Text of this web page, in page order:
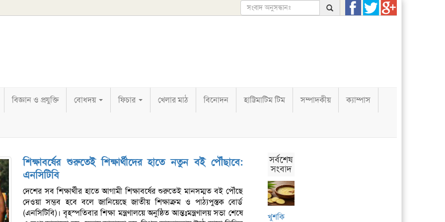
বিজ্ঞান ও প্রযুক্তি বোধদয় ফিচার খেলার মাঠ বিনোদন হাট্টিমাটিম টিম সম্পাদকীয় ক্যাম্পাস
শিক্ষাবর্ষের শুরুতেই শিক্ষার্থীদের হাতে নতুন বই পৌঁছাবে:
এনসিটিবি
দেশের সব শিক্ষার্থীর হাতে আগামী শিক্ষাবর্ষের শুরুতেই মানসম্মত বই পৌঁছে
দেওয়া সম্ভব হবে বলে জানিয়েছে জাতীয় শিক্ষাক্রম ও পাঠ্যপুস্তক বোর্ড
(এনসিটিবি)। বৃহস্পতিবার শিক্ষা মন্ত্রণালয়ে অনুষ্ঠিত আন্তঃমন্ত্রণালয় সভা শেষে
সর্বশেষ
সংবাদ
খুশকি